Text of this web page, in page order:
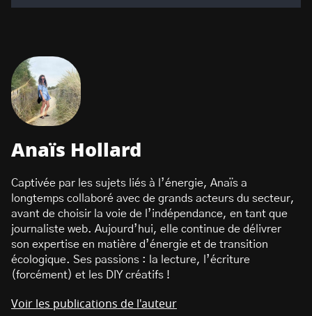
Anaïs Hollard
Captivée par les sujets liés à l’énergie, Anaïs a
longtemps collaboré avec de grands acteurs du secteur,
avant de choisir la voie de l’indépendance, en tant que
journaliste web. Aujourd’hui, elle continue de délivrer
son expertise en matière d’énergie et de transition
écologique. Ses passions : la lecture, l’écriture
(forcément) et les DIY créatifs !
Voir les publications de l'auteur